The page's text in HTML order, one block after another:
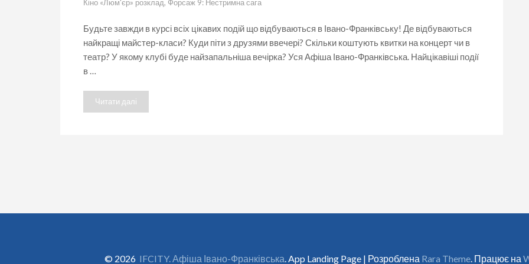
Події
в
Івано-
Франківську.
Кіно «Люм'єр» розклад, Форсаж 9: Нестримна сага
Будьте завжди в курсі всіх цікавих подій що відбуваються в Івано-Франківську! Де відбуваються
найкращі майстер-класи? Куди піти з друзями ввечері? Скільки коштують квитки на концерт чи в
театр? У якому клубі буде найзапальніша вечірка? Уся Афіша Івано-Франківська. Найцікавіші події
в …
Читати далі
© 2026 IFCITY. Афіша Івано-Франківська. App Landing Page | Розроблена Rara Theme. Працює на